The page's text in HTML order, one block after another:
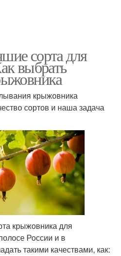
сорта для
выбрать
крыжовника
сортов и наша задача
крыжовника для
России и в
такими качествами, как: